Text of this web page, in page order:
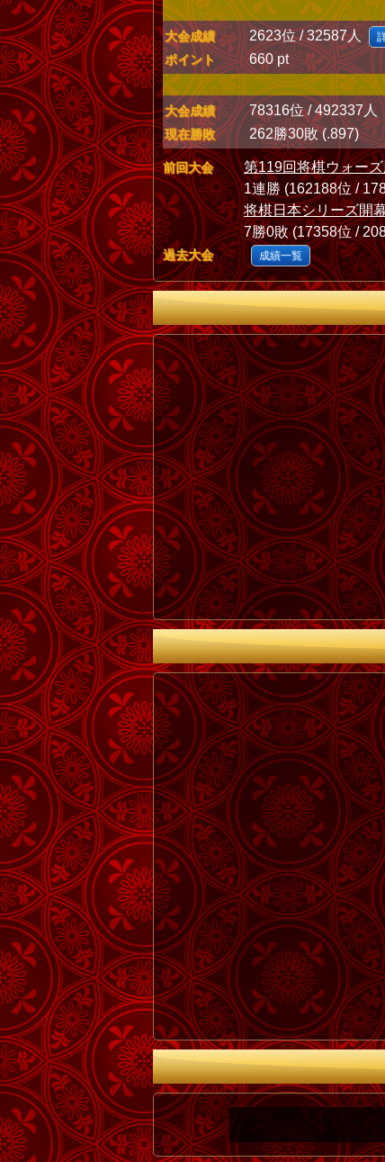
大会成績 2623位 / 32587人
ポイント
660 pt
大会成績 78316位 / 492337人
現在勝敗 262勝30敗 (.897)
前回大会
第119回将棋ウォー
1連勝 (162188位 /
将棋日本シリーズ開
7勝0敗 (17358位 /
過去大会 成績一覧